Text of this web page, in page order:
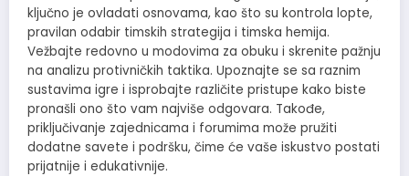
ključno je ovladati osnovama, kao što su kontrola lopte,
pravilan odabir timskih strategija i timska hemija.
Vežbajte redovno u modovima za obuku i skrenite pažnju
na analizu protivničkih taktika. Upoznajte se sa raznim
sustavima igre i isprobajte različite pristupe kako biste
pronašli ono što vam najviše odgovara. Takođe,
priključivanje zajednicama i forumima može pružiti
dodatne savete i podršku, čime će vaše iskustvo postati
prijatnije i edukativnije.